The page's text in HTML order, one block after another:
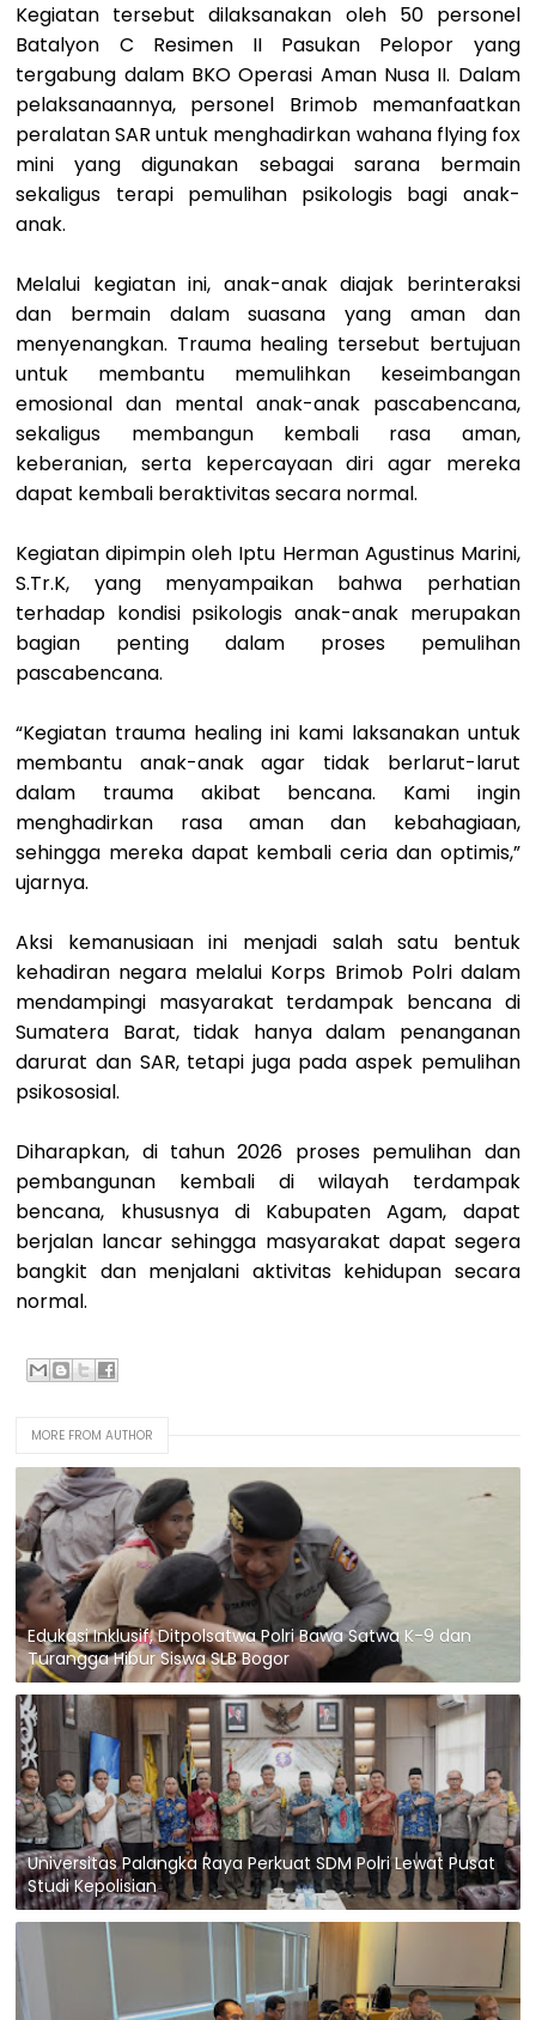
Kegiatan tersebut dilaksanakan oleh 50 personel
Batalyon C Resimen II Pasukan Pelopor yang
tergabung dalam BKO Operasi Aman Nusa II. Dalam
pelaksanaannya, personel Brimob memanfaatkan
peralatan SAR untuk menghadirkan wahana flying fox
mini yang digunakan sebagai sarana bermain
sekaligus terapi pemulihan psikologis bagi anak-
anak.
Melalui kegiatan ini, anak-anak diajak berinteraksi
dan bermain dalam suasana yang aman dan
menyenangkan. Trauma healing tersebut bertujuan
untuk membantu memulihkan keseimbangan
emosional dan mental anak-anak pascabencana,
sekaligus membangun kembali rasa aman,
keberanian, serta kepercayaan diri agar mereka
dapat kembali beraktivitas secara normal.
Kegiatan dipimpin oleh Iptu Herman Agustinus Marini,
S.Tr.K, yang menyampaikan bahwa perhatian
terhadap kondisi psikologis anak-anak merupakan
bagian penting dalam proses pemulihan
pascabencana.
“Kegiatan trauma healing ini kami laksanakan untuk
membantu anak-anak agar tidak berlarut-larut
dalam trauma akibat bencana. Kami ingin
menghadirkan rasa aman dan kebahagiaan,
sehingga mereka dapat kembali ceria dan optimis,”
ujarnya.
Aksi kemanusiaan ini menjadi salah satu bentuk
kehadiran negara melalui Korps Brimob Polri dalam
mendampingi masyarakat terdampak bencana di
Sumatera Barat, tidak hanya dalam penanganan
darurat dan SAR, tetapi juga pada aspek pemulihan
psikososial.
Diharapkan, di tahun 2026 proses pemulihan dan
pembangunan kembali di wilayah terdampak
bencana, khususnya di Kabupaten Agam, dapat
berjalan lancar sehingga masyarakat dapat segera
bangkit dan menjalani aktivitas kehidupan secara
normal.
MORE FROM AUTHOR
Edukasi Inklusif, Ditpolsatwa Polri Bawa Satwa K-9 dan
Turangga Hibur Siswa SLB Bogor
Universitas Palangka Raya Perkuat SDM Polri Lewat Pusat
Studi Kepolisian